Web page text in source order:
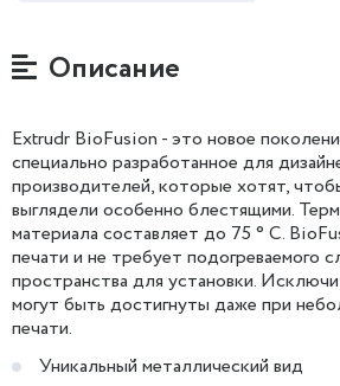
Описание
Extrudr BioFusion - это новое
специально разработанное для
производителей, которые хотят,
выглядели особенно блестящими.
материала составляет до 75 ° C.
печати и не требует подогреваемого
пространства для установки.
могут быть достигнуты даже при
печати.
Уникальный металлический вид